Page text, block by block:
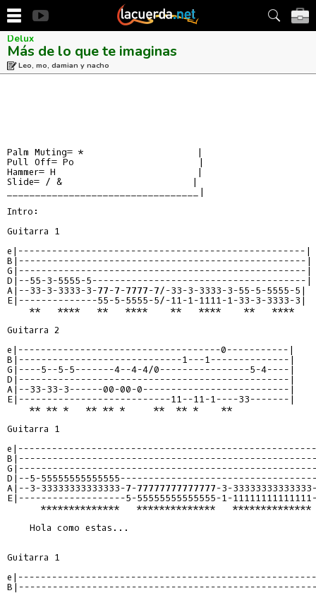
Delux
Más de lo que te imaginas
Leo, mo, damian y nacho
Palm Muting= *                    |
Pull Off= Po                      |
Hammer= H                         |
Slide= / &                       |
__________________________________|
Intro:
Guitarra 1
e|---------------------------------------------------|
B|---------------------------------------------------|
G|---------------------------------------------------|
D|--55-3-5555-5--------------------------------------|
A|--33-3-3333-3-77-7-7777-7/-33-3-3333-3-55-5-5555-5|
E|--------------55-5-5555-5/-11-1-1111-1-33-3-3333-3|
    **   ****   **   ****    **   ****    **   ****
Guitarra 2
e|------------------------------------0-----------|
B|-----------------------------1---1--------------|
G|----5--5-5-------4--4-4/0----------------5-4----|
D|------------------------------------------------|
A|--33-33-3------00-00-0--------------------------|
E|---------------------------11--11-1----33-------|
    ** ** *   ** ** *     **  ** *    **
Guitarra 1
D|--5-
A|--3-33333333333333-7-77777777777777-3-
E|-------------------5-55555555555555-1-
      **************   **************   **************
    Hola como estas...
Guitarra 1